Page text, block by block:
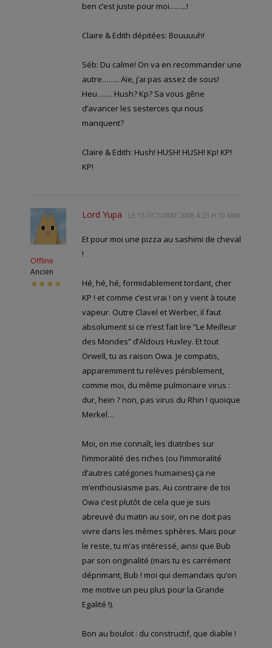
ben c’est juste pour moi……..!
Claire & Edith dépitées: Bouuuuh!
Séb: Du calme! On va en recommander une
autre…….. Aïe, j’ai pas assez de sous!
Heu……. Hush? Kp? Sa vous gêne
d’avancer les sesterces qui nous
manquent?
Claire & Edith: Hush! HUSH! HUSH! Kp! KP!
KP!
Offline
Ancien
★★★★
Lord Yupa LE 15 OCTOBRE 2008 À 23 H 10 MIN
Et pour moi une pizza au sashimi de cheval
!
Hé, hé, hé, formidablement tordant, cher
KP ! et comme c’est vrai ! on y vient à toute
vapeur. Outre Clavel et Werber, il faut
absolument si ce n’est fait lire “Le Meilleur
des Mondes” d’Aldous Huxley. Et tout
Orwell, tu as raison Owa. Je compatis,
apparemment tu relèves péniblement,
comme moi, du même pulmonaire virus :
dur, hein ? non, pas virus du Rhin ! quoique
Merkel…
Moi, on me connaît, les diatribes sur
l’immoralité des riches (ou l’immoralité
d’autres catégories humaines) ça ne
m’enthousiasme pas. Au contraire de toi
Owa c’est plutôt de cela que je suis
abreuvé du matin au soir, on ne doit pas
vivre dans les mêmes sphères. Mais pour
le reste, tu m’as intéressé, ainsi que Bub
par son originalité (mais tu es carrément
déprimant, Bub ! moi qui demandais qu’on
me motive un peu plus pour la Grande
Egalité !).
Bon au boulot : du constructif, que diable !